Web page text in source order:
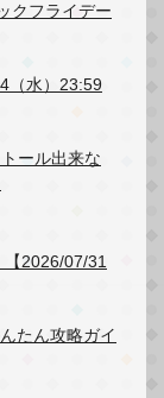
クフライデー
（水）23:59
ール出来な
2026/07/31
たん攻略ガイ